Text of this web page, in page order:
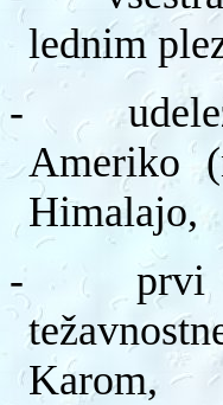
lednim
-
Ameriko
Himalajo,
-
prvi
Karom,